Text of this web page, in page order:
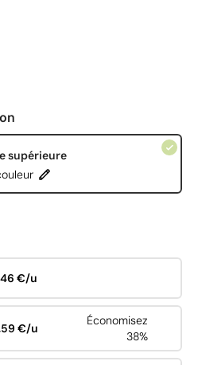
supérieure
€/u
€/u
Économisez
38%